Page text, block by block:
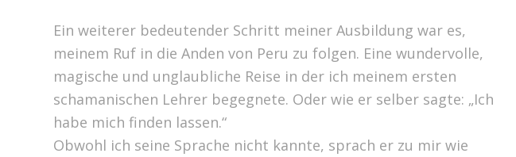
Ein weiterer bedeutender Schritt meiner Ausbildung war es,
meinem Ruf in die Anden von Peru zu folgen. Eine wundervolle,
magische und unglaubliche Reise in der ich meinem ersten
schamanischen Lehrer begegnete. Oder wie er selber sagte: „Ich
habe mich finden lassen.“
Obwohl ich seine Sprache nicht kannte, sprach er zu mir wie